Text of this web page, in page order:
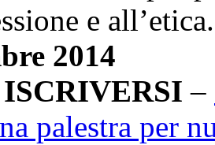
e
2014
–
palestra per